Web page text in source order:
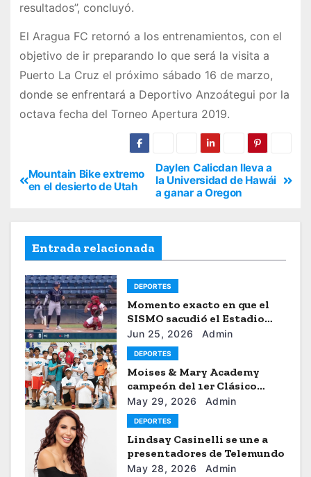
resultados”, concluyó.
El Aragua FC retornó a los entrenamientos, con el
objetivo de ir preparando lo que será la visita a
Puerto La Cruz el próximo sábado 16 de marzo,
donde se enfrentará a Deportivo Anzoátegui por la
octava fecha del Torneo Apertura 2019.
Daylen Calicdan lleva a
la Universidad de Hawái
a ganar a Oregon
Mountain Bike extremo
en el desierto de Utah
Entrada relacionada
DEPORTES
Momento exacto en que el
SISMO sacudió el Estadio
Universitario de Caracas
Jun 25, 2026 Admin
DEPORTES
Moises & Mary Academy
campeón del 1er Clásico
Internacional Ercilio-Tony-
Astacio de la HBA
May 29, 2026 Admin
DEPORTES
Lindsay Casinelli se une a
presentadores de Telemundo
May 28, 2026 Admin